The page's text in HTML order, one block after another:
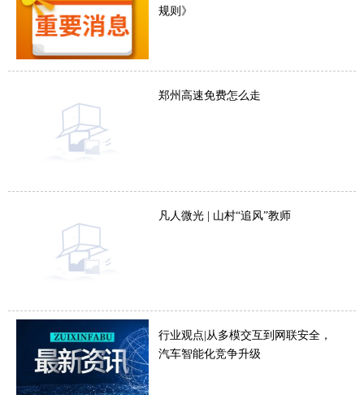
规则》
郑州高速免费怎么走
凡人微光 | 山村“追风”教师
行业观点|从多模交互到网联安全，
汽车智能化竞争升级